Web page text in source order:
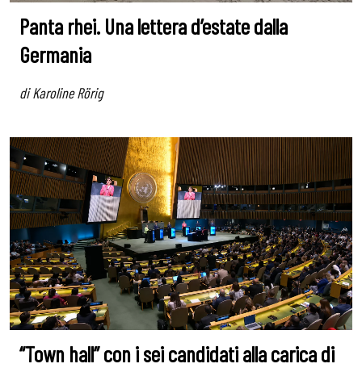
Panta rhei. Una lettera d’estate dalla
Germania
di Karoline Rörig
“Town hall” con i sei candidati alla carica di